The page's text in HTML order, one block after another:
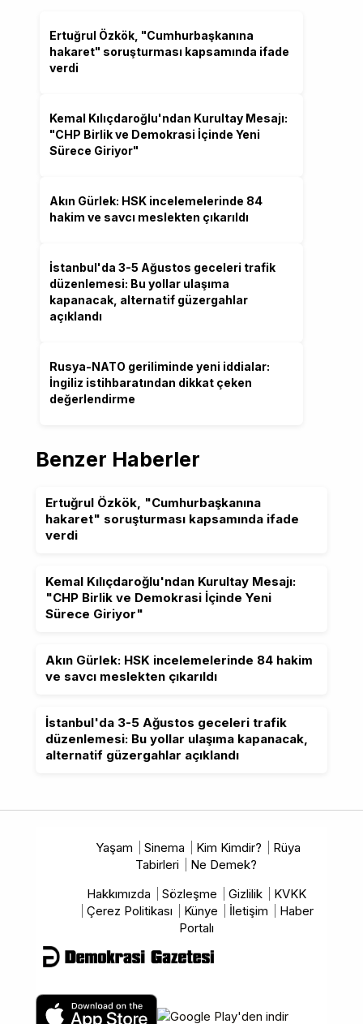
Ertuğrul Özkök, "Cumhurbaşkanına
hakaret" soruşturması kapsamında ifade
verdi
Kemal Kılıçdaroğlu'ndan Kurultay Mesajı:
"CHP Birlik ve Demokrasi İçinde Yeni
Sürece Giriyor"
Akın Gürlek: HSK incelemelerinde 84
hakim ve savcı meslekten çıkarıldı
İstanbul'da 3-5 Ağustos geceleri trafik
düzenlemesi: Bu yollar ulaşıma
kapanacak, alternatif güzergahlar
açıklandı
Rusya-NATO geriliminde yeni iddialar:
İngiliz istihbaratından dikkat çeken
değerlendirme
Benzer Haberler
Ertuğrul Özkök, "Cumhurbaşkanına
hakaret" soruşturması kapsamında ifade
verdi
Kemal Kılıçdaroğlu'ndan Kurultay Mesajı:
"CHP Birlik ve Demokrasi İçinde Yeni
Sürece Giriyor"
Akın Gürlek: HSK incelemelerinde 84 hakim
ve savcı meslekten çıkarıldı
İstanbul'da 3-5 Ağustos geceleri trafik
düzenlemesi: Bu yollar ulaşıma kapanacak,
alternatif güzergahlar açıklandı
Yaşam Sinema Kim Kimdir?
Rüya
Tabirleri
Ne Demek?
Hakkımızda
Sözleşme Gizlilik
KVKK
Çerez Politikası
Künye İletişim
Haber
Portalı